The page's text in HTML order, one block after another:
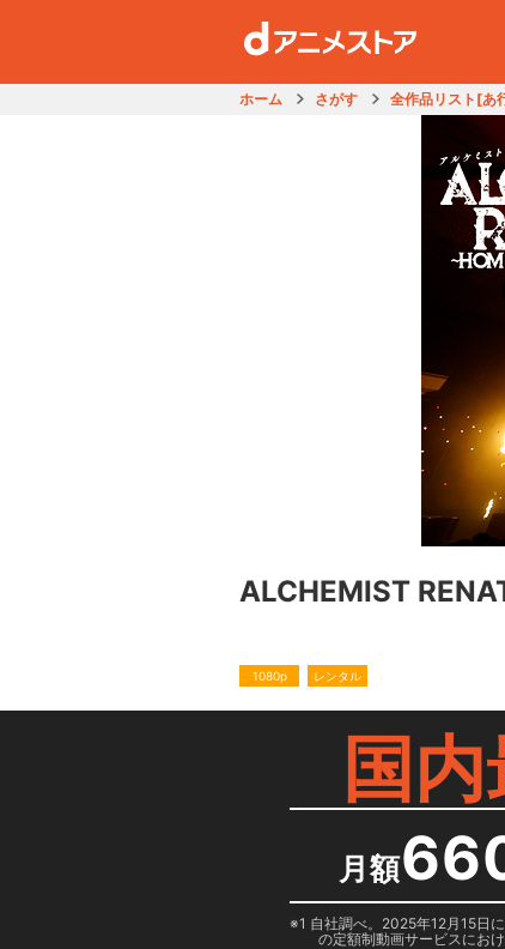
ホーム さがす 全作品リスト[あ
ALCHEMIST
1080p レンタル
国
月額
1 自社調べ。2025年12月15日
の定額制動画サービスにお